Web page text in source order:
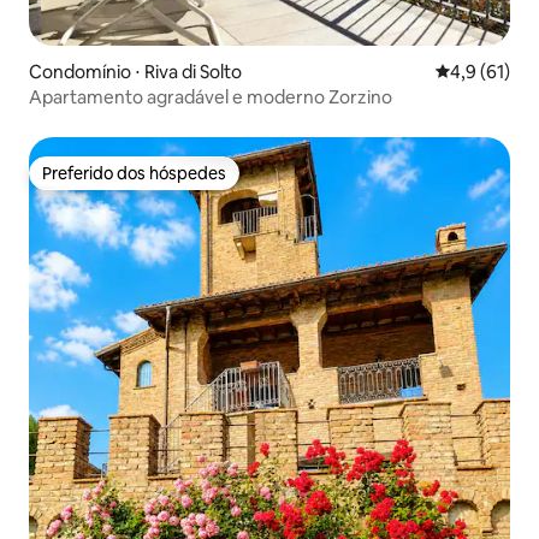
Condomínio ⋅ Riva di Solto 4,9 de uma
4,9 (61)
Apartamento agradável e moderno Zorzino
Preferido dos hóspedes
Preferido dos hóspedes